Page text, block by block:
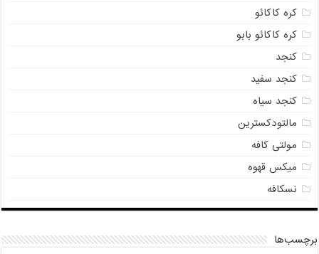
کره کاکائو
کره کاکائو بابو
کنجد
کنجد سفید
کنجد سیاه
مالتودکسترین
مولتی کافه
میکس قهوه
نسکافه
برچسب‌ها